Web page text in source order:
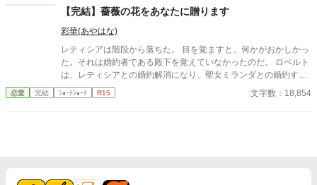
【完結】薔薇の花をあなたに贈ります
彩華(あやはな)
レティシアは階段から落ちた。 目を覚ますと、何かがおかしかっ
た。それは婚約者である殿下を覚えていなかったのだ。 ロベルト
は、レティシアとの婚約解消になり、聖女ミランダとの婚約する
ことになる。 たが、それに違和感を抱くようになる。 ロベルト殿
下視点がおもになります。 前作を多少引きずってはいますが、今
恋愛 完結 ｼｮｰﾄｼｮｰﾄ R15 文字数：18,854